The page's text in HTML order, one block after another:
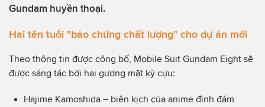
Gundam huyền thoại.
Hai tên tuổi "bảo chứng chất lượng" cho dự án mới
Theo thông tin được công bố, Mobile Suit Gundam Eight sẽ
được sáng tác bởi hai gương mặt kỳ cựu:
Hajime Kamoshida – biên kịch của anime đình đám